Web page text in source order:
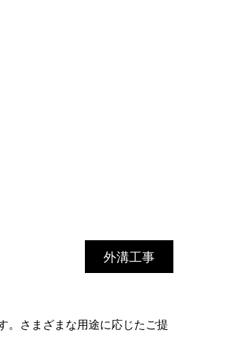
外溝工事
。さまざまな用途に応じたご提